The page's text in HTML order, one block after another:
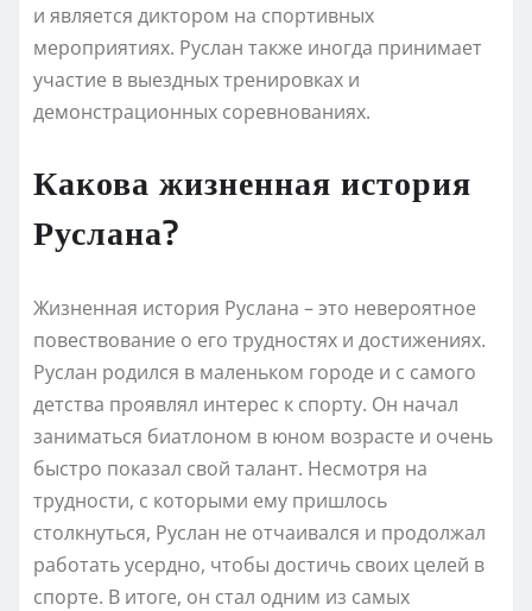
и является диктором на спортивных
мероприятиях. Руслан также иногда принимает
участие в выездных тренировках и
демонстрационных соревнованиях.
Какова жизненная история
Руслана?
Жизненная история Руслана – это невероятное
повествование о его трудностях и достижениях.
Руслан родился в маленьком городе и с самого
детства проявлял интерес к спорту. Он начал
заниматься биатлоном в юном возрасте и очень
быстро показал свой талант. Несмотря на
трудности, с которыми ему пришлось
столкнуться, Руслан не отчаивался и продолжал
работать усердно, чтобы достичь своих целей в
спорте. В итоге, он стал одним из самых